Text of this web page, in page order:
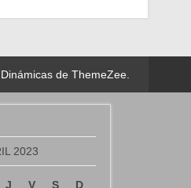
de ThemeZee.
2023
J V S D